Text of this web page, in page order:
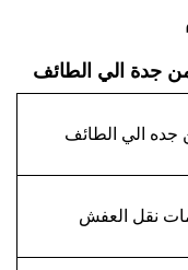
جدة الي الطائف
الي الطائف
نقل العفش